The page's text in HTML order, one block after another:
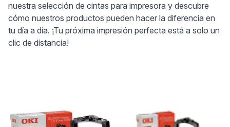
nuestra selección de cintas para impresora y descubre
cómo nuestros productos pueden hacer la diferencia en
tu día a día. ¡Tu próxima impresión perfecta está a solo un
clic de distancia!